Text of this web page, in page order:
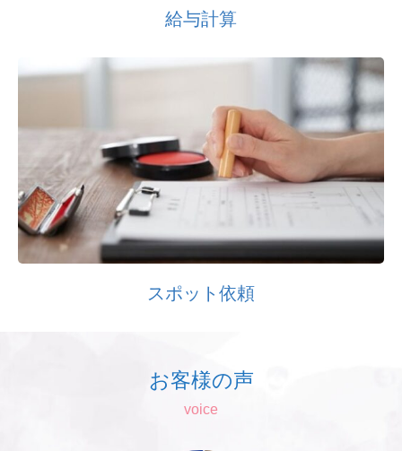
給与計算
スポット依頼
お客様の声
voice